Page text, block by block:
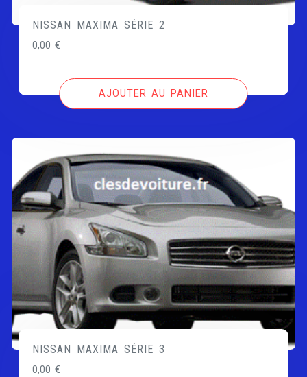
NISSAN MAXIMA SÉRIE 2
0,00€
AJOUTER AU PANIER
NISSAN MAXIMA SÉRIE 3
0,00€